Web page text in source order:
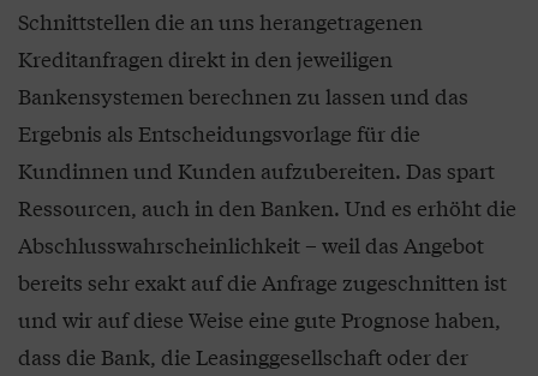
Schnittstellen die an uns herangetragenen
Kreditanfragen direkt in den jeweiligen
Bankensystemen berechnen zu lassen und das
Ergebnis als Entscheidungsvorlage für die
Kundinnen und Kunden aufzubereiten. Das spart
Ressourcen, auch in den Banken. Und es erhöht die
Abschlusswahrscheinlichkeit – weil das Angebot
bereits sehr exakt auf die Anfrage zugeschnitten ist
und wir auf diese Weise eine gute Prognose haben,
dass die Bank, die Leasinggesellschaft oder der